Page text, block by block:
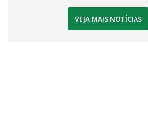
VEJA MAIS NOTÍCIAS